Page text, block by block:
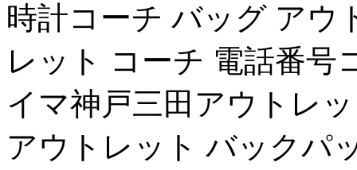
時計コーチ バッグ アウ
レット コーチ 電話番号
イマ神戸三田アウトレ
アウトレット バックパ